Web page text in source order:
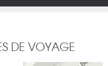
DE VOYAGE